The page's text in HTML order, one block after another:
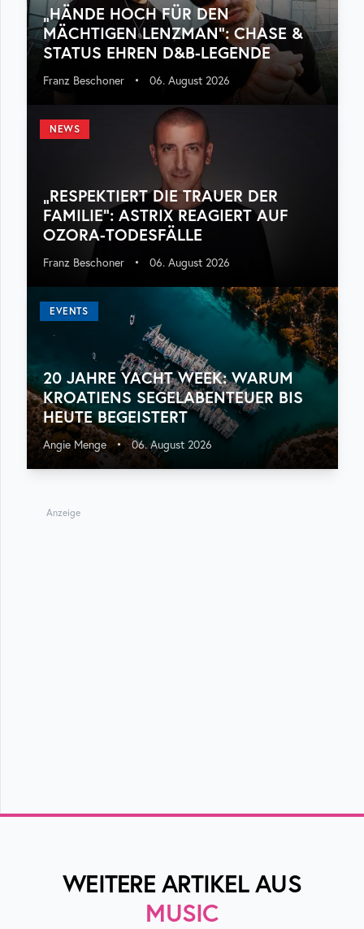
„HÄNDE HOCH FÜR DEN
MÄCHTIGEN LENZMAN“: CHASE &
STATUS EHREN D&B-LEGENDE
Franz Beschoner • 06. August 2026
NEWS
„RESPEKTIERT DIE TRAUER DER
FAMILIE“: ASTRIX REAGIERT AUF
OZORA-TODESFÄLLE
Franz Beschoner • 06. August 2026
EVENTS
20 JAHRE YACHT WEEK: WARUM
KROATIENS SEGELABENTEUER BIS
HEUTE BEGEISTERT
Angie Menge • 06. August 2026
Anzeige
WEITERE ARTIKEL AUS
MUSIC